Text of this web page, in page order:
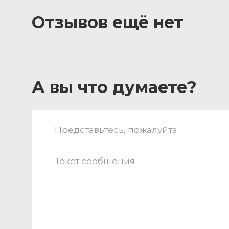
Отзывов ещё нет
А вы что думаете?